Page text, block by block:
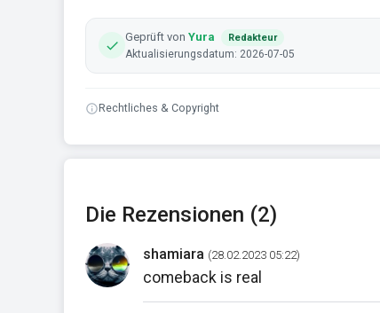
Geprüft von Yura Redakteur
Aktualisierungsdatum: 2026-07-05
Rechtliches & Copyright
Die Rezensionen (2)
shamiara (28.02.2023 05:22)
comeback is real